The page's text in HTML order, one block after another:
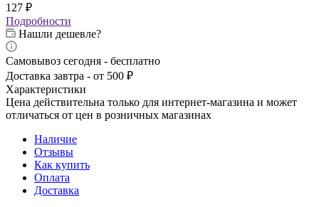
127 ₽
Подробности
Нашли дешевле?
Самовывоз сегодня - бесплатно
Доставка завтра - от 500 ₽
Характеристики
Цена действительна только для интернет-магазина и может
отличаться от цен в розничных магазинах
Наличие
Отзывы
Как купить
Оплата
Доставка